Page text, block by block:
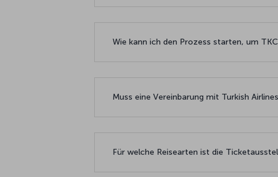
Wie kann ich den Prozess starten, um
Muss eine Vereinbarung mit Turkish
Für welche Reisearten ist die